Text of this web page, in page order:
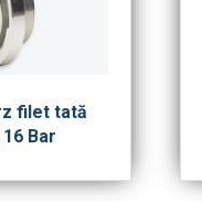
filet tată
Bar